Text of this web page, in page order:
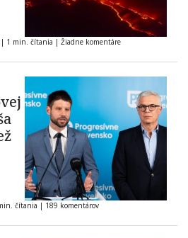
| 1 min. čítania | Žiadne komentáre
čítania | 189 komentárov